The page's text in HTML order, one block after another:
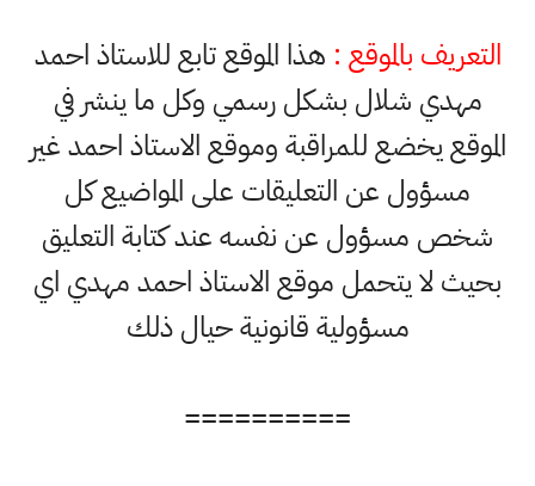
التعريف بالموقع : هذا الموقع تابع للاستاذ احمد
مهدي شلال بشكل رسمي وكل ما ينشر في
الموقع يخضع للمراقبة وموقع الاستاذ احمد غير
مسؤول عن التعليقات على المواضيع كل
شخص مسؤول عن نفسه عند كتابة التعليق
بحيث لا يتحمل موقع الاستاذ احمد مهدي اي
مسؤولية قانونية حيال ذلك
==========